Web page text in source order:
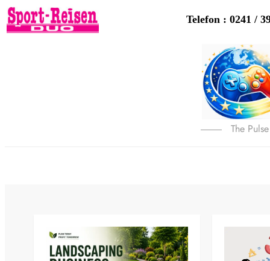
Telefon : 0241 /